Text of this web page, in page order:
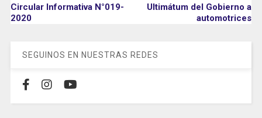
Circular Informativa N°019-
2020
Ultimátum del Gobierno a
automotrices
SEGUINOS EN NUESTRAS REDES